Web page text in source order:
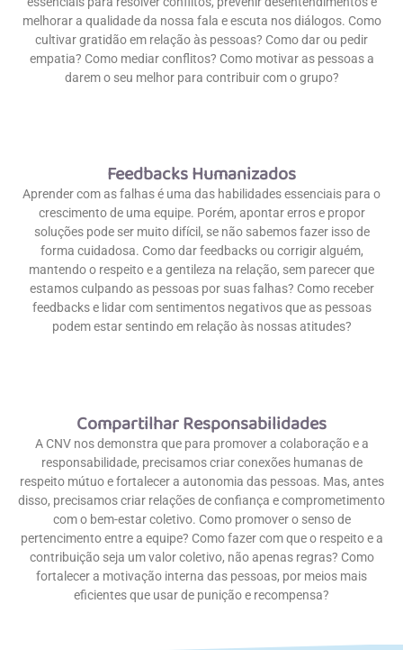
melhorar a qualidade da nossa fala e escuta nos diálogos. Como
cultivar gratidão em relação às pessoas? Como dar ou pedir
empatia? Como mediar conflitos? Como motivar as pessoas a
darem o seu melhor para contribuir com o grupo?
Feedbacks Humanizados
Aprender com as falhas é uma das habilidades essenciais para o
crescimento de uma equipe. Porém, apontar erros e propor
soluções pode ser muito difícil, se não sabemos fazer isso de
forma cuidadosa. Como dar feedbacks ou corrigir alguém,
mantendo o respeito e a gentileza na relação, sem parecer que
estamos culpando as pessoas por suas falhas? Como receber
feedbacks e lidar com sentimentos negativos que as pessoas
podem estar sentindo em relação às nossas atitudes?
Compartilhar Responsabilidades
A CNV nos demonstra que para promover a colaboração e a
responsabilidade, precisamos criar conexões humanas de
respeito mútuo e fortalecer a autonomia das pessoas. Mas, antes
disso, precisamos criar relações de confiança e comprometimento
com o bem-estar coletivo. Como promover o senso de
pertencimento entre a equipe? Como fazer com que o respeito e a
contribuição seja um valor coletivo, não apenas regras? Como
fortalecer a motivação interna das pessoas, por meios mais
eficientes que usar de punição e recompensa?